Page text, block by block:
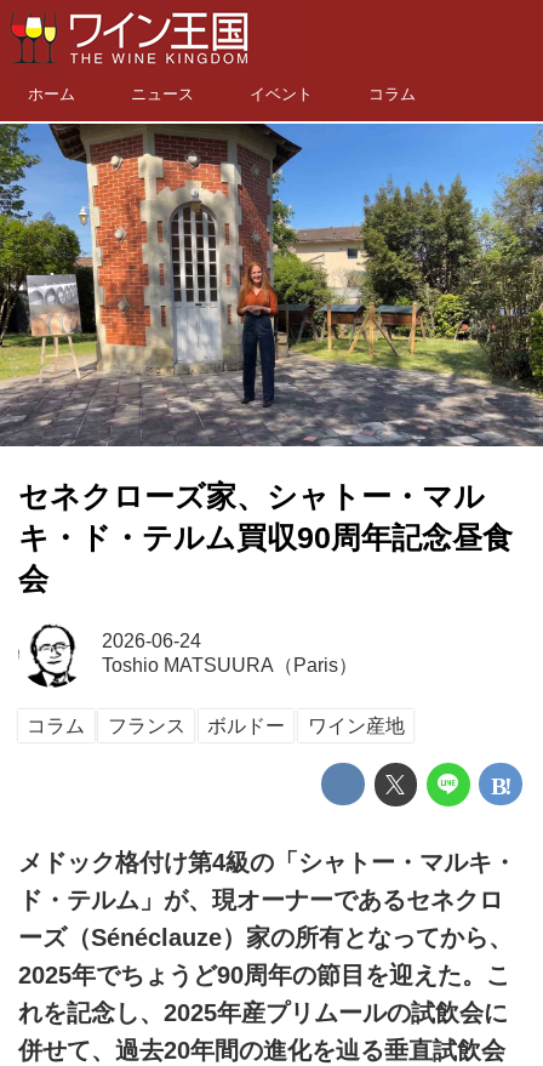
ホーム ニュース イベント コラム
セネクローズ家、シャトー・マル
キ・ド・テルム買収90周年記念昼食
会
2026-06-24
Toshio MATSUURA（Paris）
コラム フランス ボルドー ワイン産地
メドック格付け第4級の「シャトー・マルキ・
ド・テルム」が、現オーナーであるセネクロ
ーズ（Sénéclauze）家の所有となってから、
2025年でちょうど90周年の節目を迎えた。こ
れを記念し、2025年産プリムールの試飲会に
併せて、過去20年間の進化を辿る垂直試飲会